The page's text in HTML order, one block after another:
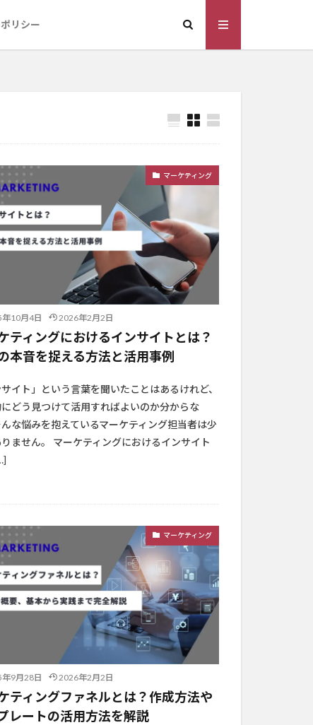
リシー
マーケティング
10月4日 2026年2月2日
ティングにおけるインサイトとは？
本音を捉える方法と活用事例
サイト」という言葉を聞いたことはあるけれど、
どう見つけて活用すればよいのか分からな
な悩みを抱えているマーケティング担当者は少
ません。 マーケティングにおけるインサイト
マーケティング
9月28日 2026年2月2日
ティングファネルとは？作成方法や
レートの活用方法を解説